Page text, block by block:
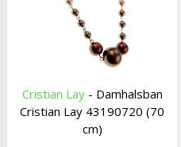
Cristian Lay- Damhalsban
Cristian Lay 43190720 (70
cm)